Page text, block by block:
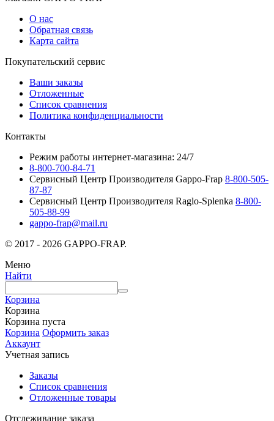
О нас
Обратная связь
Карта сайта
Покупательский сервис
Ваши заказы
Отложенные
Список сравнения
Политика конфиденциальности
Контакты
Режим работы интернет-магазина: 24/7
8-800-700-84-71
Сервисный Центр Производителя Gappo-Frap 8-800-505-
87-87
Сервисный Центр Производителя Raglo-Splenka 8-800-
505-88-99
gappo-frap@mail.ru
© 2017 - 2026 GAPPO-FRAP.
Меню
Найти
Корзина
Корзина
Корзина пуста
Корзина Оформить заказ
Аккаунт
Учетная запись
Заказы
Список сравнения
Отложенные товары
Отслеживание заказа